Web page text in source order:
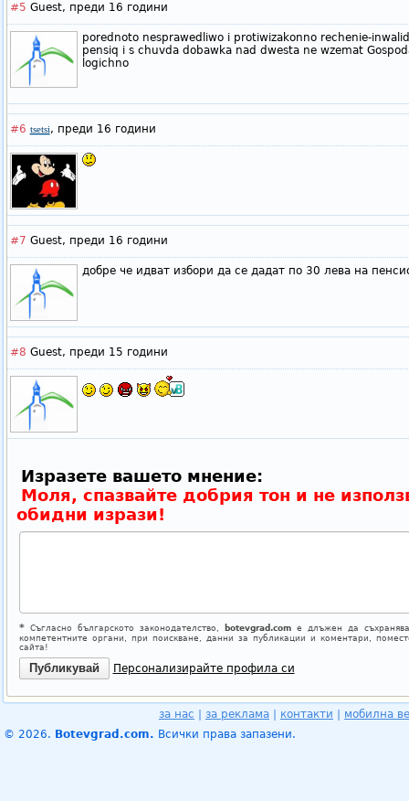
#5 Guest, преди 16 години
porednoto nesprawedliwo i protiwizakonno rechenie-
pensiq i s chuvda dobawka nad dwesta ne wzemat
logichno
#6 tsetsi, преди 16 години
#7 Guest, преди 16 години
добре че идват избори да се дадат по 30 лева на
#8 Guest, преди 15 години
Изразете вашето мнение:
Моля, спазвайте добрия тон и не
обидни изрази!
*Съгласно българското законодателство, botevgrad.comе длъжен да
компетентните органи, при поискване, данни за публикации и коментари,
сайта!
Персонализирайте профила си
за нас за реклама контакти
мобилна
© 2026. Botevgrad.com. Всички права запазени.